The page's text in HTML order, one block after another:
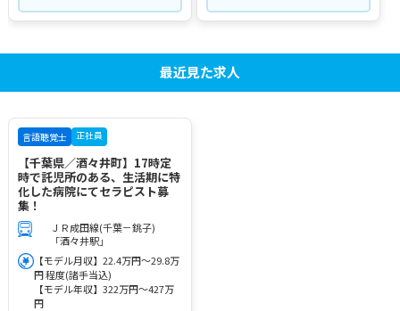
最近見た求人
言語聴覚士 正社員
【千葉県／酒々井町】17時定
時で託児所のある、生活期に特
化した病院にてセラピスト募
集！
ＪＲ成田線(千葉－銚子)
「酒々井駅」
【モデル月収】22.4万円～29.8万
円 程度(諸手当込)
【モデル年収】322万円～427万
円